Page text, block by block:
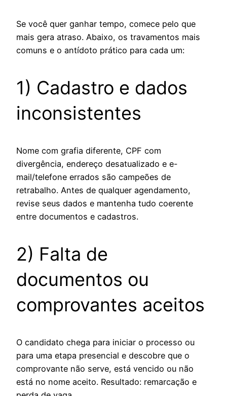
Se você quer ganhar tempo, comece pelo que
mais gera atraso. Abaixo, os travamentos mais
comuns e o antídoto prático para cada um:
1) Cadastro e dados
inconsistentes
Nome com grafia diferente, CPF com
divergência, endereço desatualizado e e-
mail/telefone errados são campeões de
retrabalho. Antes de qualquer agendamento,
revise seus dados e mantenha tudo coerente
entre documentos e cadastros.
2) Falta de
documentos ou
comprovantes aceitos
O candidato chega para iniciar o processo ou
para uma etapa presencial e descobre que o
comprovante não serve, está vencido ou não
está no nome aceito. Resultado: remarcação e